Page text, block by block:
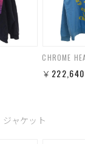
CHROME
￥222,640
ジャケット